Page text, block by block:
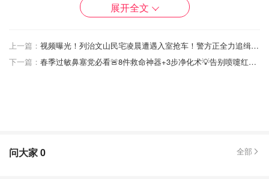
展开全文
上一篇：
视频曝光！列治文山民宅凌晨遭遇入室抢车！警方正全力追缉四名嫌疑人！
下一篇：
春季过敏鼻塞党必看🚨8件救命神器+3步净化术💡告别喷嚏红眼不是梦！​
问大家0 全部